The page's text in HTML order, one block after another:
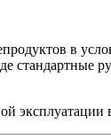
в
стандартные
эксплуатации